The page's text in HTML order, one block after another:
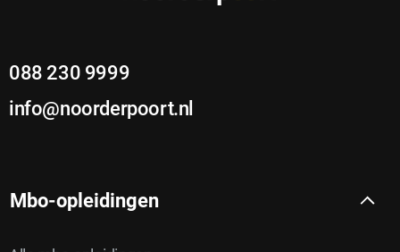
088 230 9999
info@noorderpoort.nl
Mbo-opleidingen